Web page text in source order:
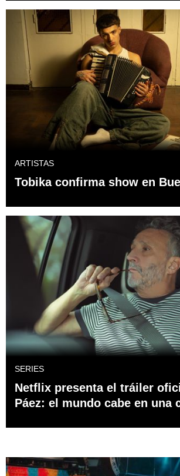
ARTISTAS
Tobika confirma show en
SERIES
Netflix presenta el tráiler
Páez: el mundo cabe en una